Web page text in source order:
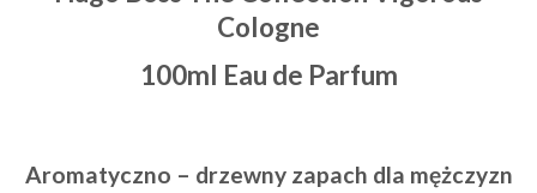
Cologne
100ml Eau de Parfum
Aromatyczno – drzewny zapach dla mężczyzn